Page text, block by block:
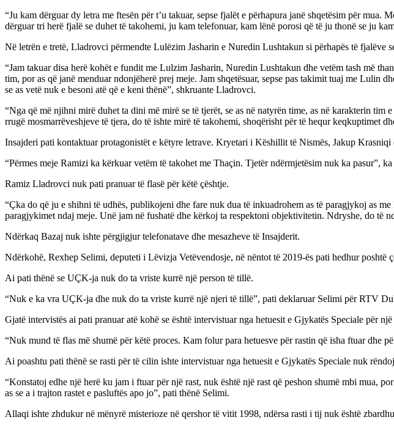
“Ju kam dërguar dy letra me ftesën për t’u takuar, sepse fjalët e përhapura janë shqetësim për
dërguar tri herë fjalë se duhet të takohemi, ju kam telefonuar, kam lënë porosi që të ju thonë se ju
Në letrën e tretë, Lladrovci përmendte Lulëzim Jasharin e Nuredin Lushtakun si përhapës të fjalëve
“Jam takuar disa herë kohët e fundit me Lulzim Jasharin, Nuredin Lushtakun dhe vetëm tash më
tim, por as që janë menduar ndonjëherë prej meje. Jam shqetësuar, sepse pas takimit tuaj me
se as vetë nuk e besoni atë që e keni thënë”, shkruante Lladrovci.
“Nga që më njihni mirë duhet ta dini më mirë se të tjerët, se as në natyrën time, as në karakterin
rrugë mosmarrëveshjeve të tjera, do të ishte mirë të takohemi, shoqërisht për të hequr keqkuptimet
Insajderi pati kontaktuar protagonistët e këtyre letrave. Kryetari i Këshillit të Nismës, Jakup
“Përmes meje Ramizi ka kërkuar vetëm të takohet me Thaçin. Tjetër ndërmjetësim nuk ka pasur”,
Ramiz Lladrovci nuk pati pranuar të flasë për këtë çështje.
“Çka do që ju e shihni të udhës, publikojeni dhe fare nuk dua të inkuadrohem as të paragjykoj as
paragjykimet ndaj meje. Unë jam në fushatë dhe kërkoj ta respektoni objektivitetin. Ndryshe, do të
Ndërkaq Bazaj nuk ishte përgjigjur telefonatave dhe mesazheve të Insajderit.
Ndërkohë, Rexhep Selimi, deputeti i Lëvizja Vetëvendosje, në nëntot të 2019-ës pati hedhur
Ai pati thënë se UÇK-ja nuk do ta vriste kurrë një person të tillë.
“Nuk e ka vra UÇK-ja dhe nuk do ta vriste kurrë një njeri të tillë”, pati deklaruar Selimi për RTV
Gjatë intervistës ai pati pranuar atë kohë se është intervistuar nga hetuesit e Gjykatës Speciale për
“Nuk mund të flas më shumë për këtë proces. Kam folur para hetuesve për rastin që isha ftuar dhe
Ai poashtu pati thënë se rasti për të cilin ishte intervistuar nga hetuesit e Gjykatës Speciale nuk
“Konstatoj edhe një herë ku jam i ftuar për një rast, nuk është një rast që peshon shumë mbi mua,
as se a i trajton rastet e pasluftës apo jo”, pati thënë Selimi.
Allaqi ishte zhdukur në mënyrë misterioze në qershor të vitit 1998, ndërsa rasti i tij nuk është